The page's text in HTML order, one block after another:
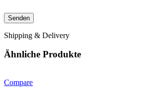
Shipping & Delivery
Ähnliche Produkte
Compare